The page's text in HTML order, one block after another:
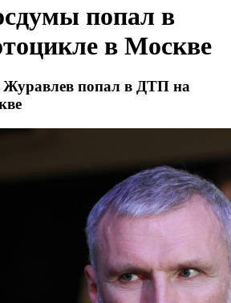
попал в
в Москве
Журавлев попал в ДТП на